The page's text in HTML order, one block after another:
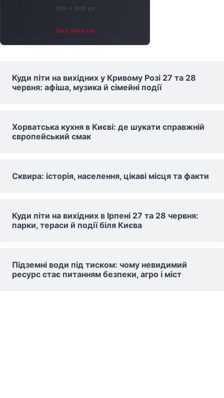
Куди піти на вихідних у Кривому Розі 27 та 28
червня: афіша, музика й сімейні події
Хорватська кухня в Києві: де шукати справжній
європейський смак
Сквира: історія, населення, цікаві місця та факти
Куди піти на вихідних в Ірпені 27 та 28 червня:
парки, тераси й події біля Києва
Підземні води під тиском: чому невидимий
ресурс стає питанням безпеки, агро і міст